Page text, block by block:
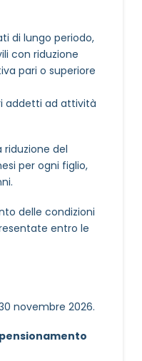
di lungo periodo,
con riduzione
pari o superiore
addetti ad attività
riduzione del
per ogni figlio,
delle condizioni
entro le
novembre 2026.